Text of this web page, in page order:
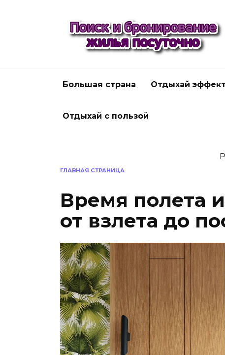
Большая страна Отдыхай
Отдыхай с пользой
ГЛАВНАЯ СТРАНИЦА
Время полета
от взлета до